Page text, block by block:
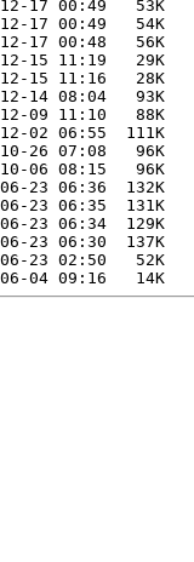
17 00:49   53K
17 00:49   54K
17 00:48   56K
15 11:19   29K
15 11:16   28K
14 08:04   93K
09 11:10   88K
02 06:55  111K
26 07:08   96K
06 08:15   96K
23 06:36  132K
23 06:35  131K
23 06:34  129K
23 06:30  137K
23 02:50   52K